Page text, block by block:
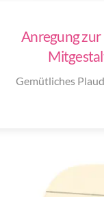
Anregung
Gemütliches